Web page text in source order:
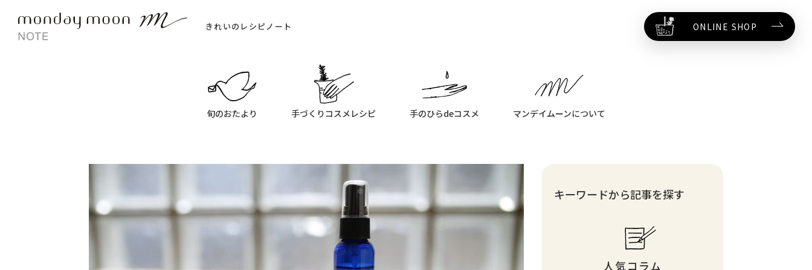
きれいのレシピノート
旬のおたより 手づくりコスメレシピ 手のひらdeコスメ マンデイムーンについて
ONLINE SHOP
キーワードから記事を探す
人気コラム